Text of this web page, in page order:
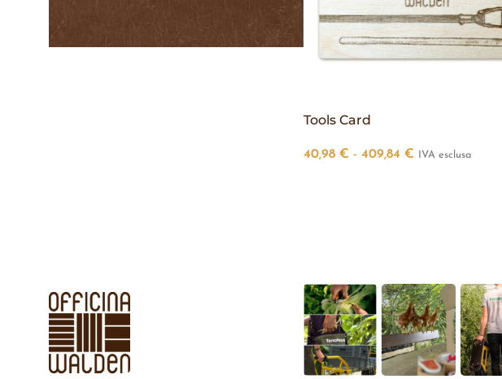
Tools Card
40,98 € - 409,84 € IVA esclusa